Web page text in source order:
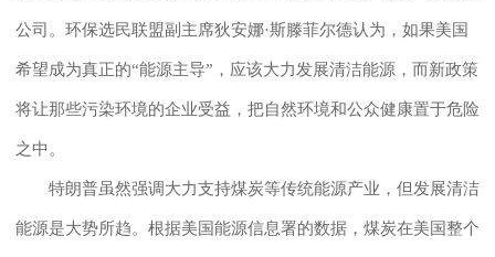
公司。环保选民联盟副主席狄安娜·斯滕菲尔德认为，如果美国
希望成为真正的“能源主导”，应该大力发展清洁能源，而新政策
将让那些污染环境的企业受益，把自然环境和公众健康置于危险
之中。
特朗普虽然强调大力支持煤炭等传统能源产业，但发展清洁
能源是大势所趋。根据美国能源信息署的数据，煤炭在美国整个